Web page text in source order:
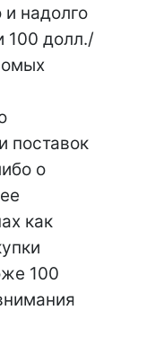
надолго
100 долл./
поставок
о
как
100